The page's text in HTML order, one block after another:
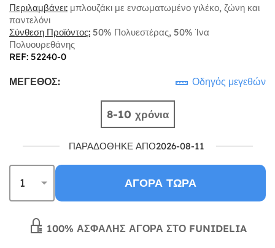
Περιλαμβάνει: μπλουζάκι με ενσωματωμένο γιλέκο, ζώνη και
παντελόνι
Σύνθεση Προϊόντος: 50% Πολυεστέρας, 50% Ίνα
Πολυουρεθάνης
REF: 52240-0
ΜΈΓΕΘΟΣ: Οδηγός μεγεθών
8-10 χρόνια
ΠΑΡΑΔΌΘΗΚΕ ΑΠΌ2026-08-11
ΑΓΟΡΆ ΤΏΡΑ
100% ΑΣΦΑΛΉΣ ΑΓΟΡΆ ΣΤΟ FUNIDELIA